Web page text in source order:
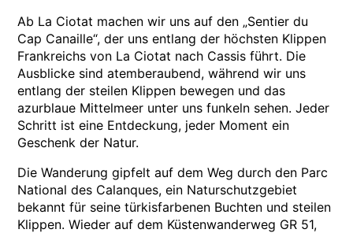
Ab La Ciotat machen wir uns auf den „Sentier du
Cap Canaille“, der uns entlang der höchsten Klippen
Frankreichs von La Ciotat nach Cassis führt. Die
Ausblicke sind atemberaubend, während wir uns
entlang der steilen Klippen bewegen und das
azurblaue Mittelmeer unter uns funkeln sehen. Jeder
Schritt ist eine Entdeckung, jeder Moment ein
Geschenk der Natur.
Die Wanderung gipfelt auf dem Weg durch den Parc
National des Calanques, ein Naturschutzgebiet
bekannt für seine türkisfarbenen Buchten und steilen
Klippen. Wieder auf dem Küstenwanderweg GR 51,